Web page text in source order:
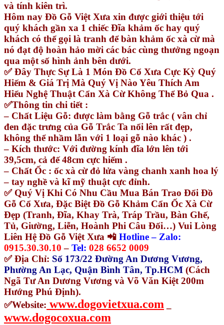
và tính kiên trì.
Hôm nay Đồ Gỗ Việt Xưa xin được giới thiệu tới
quý khách gần xa 1 chiếc Đĩa khảm ốc hay quý
khách có thể gọi là tranh để bàn khảm ốc xà cừ mà
nó đạt độ hoàn hảo mời các bác cùng thưởng ngoạn
qua một số hình ảnh bên dưới.
✅ Đây Thực Sự Là 1 Món Đồ Cổ Xưa Cực Kỳ Quý
Hiếm & Giá Trị Mà Quý Vị Nào Yêu Thích Am
Hiểu Nghệ Thuật Cẩn Xà Cừ Không Thể Bỏ Qua .
✅Thông tin chi tiết :
– Chất Liệu Gỗ: được làm bằng Gỗ trắc ( vân chỉ
đen đặc trưng của Gỗ Trắc Ta nổi lên rất đẹp,
không thể nhầm lẫn với 1 loại gỗ nào khác ) .
– Kích thước: Với đường kính đĩa lớn lên tới
39,5cm, cả đế 48cm cực hiếm .
– Chất Ốc : ốc xà cừ đỏ lửa vàng chanh xanh hoa lý
– tay nghề và kĩ mỹ thuật cực đỉnh.
✅ Quý Vị Khi Có Nhu Cầu Mua Bán Trao Đổi Đồ
Gỗ Cổ Xưa, Đặc Biệt Đồ Gỗ Khảm Cẩn Ốc Xà Cừ
Đẹp (Tranh, Đĩa, Khay Trà, Tráp Trầu, Bàn Ghế,
Tủ, Giường, Liễn, Hoành Phi Câu Đối…) Vui Lòng
Liên Hệ Đồ Gỗ Việt Xưa 📲 Hotline – Zalo:
0915.30.30.10 – Tel: 028 6652 0009
✅ Địa Chỉ: Số 173/22 Đường An Dương Vương,
Phường An Lạc, Quận Bình Tân, Tp.HCM (Cách
Ngã Tư An Dương Vương và Võ Văn Kiệt 200m
Hướng Phú Định).
✅Website: www.dogovietxua.com
www.dogocoxua.com